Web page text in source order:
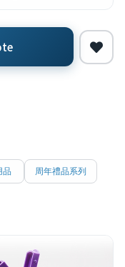
品 周年禮品系列